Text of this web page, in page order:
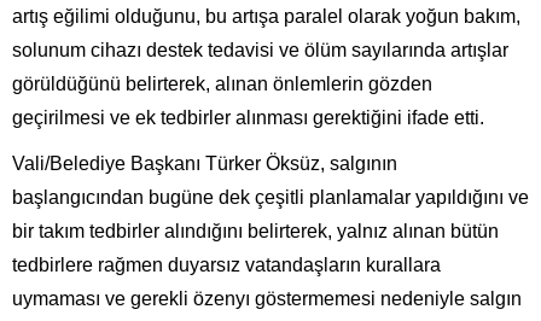
artış eğilimi olduğunu, bu artışa paralel olarak yoğun bakım,
solunum cihazı destek tedavisi ve ölüm sayılarında artışlar
görüldüğünü belirterek, alınan önlemlerin gözden
geçirilmesi ve ek tedbirler alınması gerektiğini ifade etti.
Vali/Belediye Başkanı Türker Öksüz, salgının
başlangıcından bugüne dek çeşitli planlamalar yapıldığını ve
bir takım tedbirler alındığını belirterek, yalnız alınan bütün
tedbirlere rağmen duyarsız vatandaşların kurallara
uymaması ve gerekli özenyı göstermemesi nedeniyle salgın